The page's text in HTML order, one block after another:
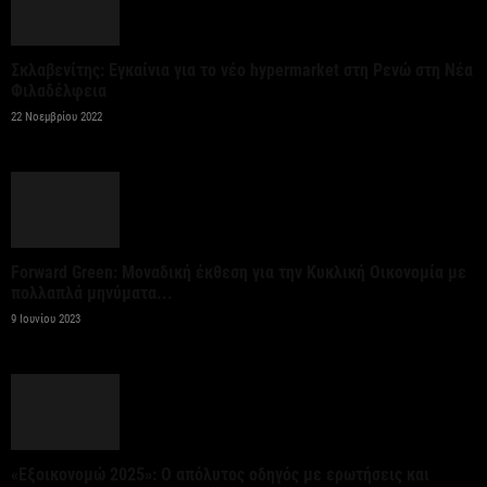
5 Αυγούστου 2026
Κυρ. Μητσοτάκης σε Στ. Αγγελούδη: Καινούργια
5 Αυγούστου 2026
5 Αυγούστου 2026
5 Αυγούστου 2026
22 Νοεμβρίου 2022
9 Ιουνίου 2023